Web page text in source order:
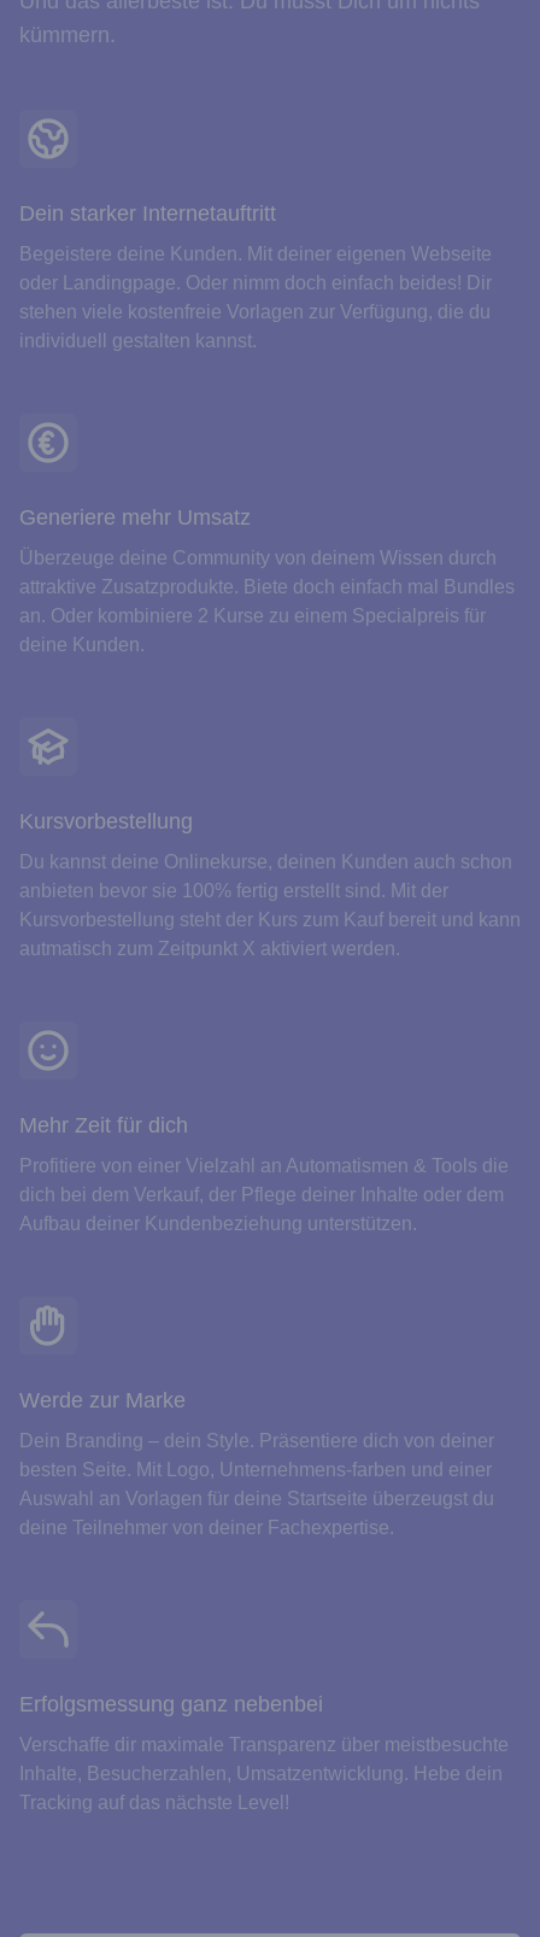
kümmern.
Dein starker Internetauftritt
Begeistere deine Kunden. Mit deiner eigenen Webseite
oder Landingpage. Oder nimm doch einfach beides! Dir
stehen viele kostenfreie Vorlagen zur Verfügung, die du
individuell gestalten kannst.
Generiere mehr Umsatz
Überzeuge deine Community von deinem Wissen durch
attraktive Zusatzprodukte. Biete doch einfach mal Bundles
an. Oder kombiniere 2 Kurse zu einem Specialpreis für
deine Kunden.
Kursvorbestellung
Du kannst deine Onlinekurse, deinen Kunden auch schon
anbieten bevor sie 100% fertig erstellt sind. Mit der
Kursvorbestellung steht der Kurs zum Kauf bereit und kann
autmatisch zum Zeitpunkt X aktiviert werden.
Mehr Zeit für dich
Profitiere von einer Vielzahl an Automatismen & Tools die
dich bei dem Verkauf, der Pflege deiner Inhalte oder dem
Aufbau deiner Kundenbeziehung unterstützen.
Werde zur Marke
Dein Branding – dein Style. Präsentiere dich von deiner
besten Seite. Mit Logo, Unternehmens-farben und einer
Auswahl an Vorlagen für deine Startseite überzeugst du
deine Teilnehmer von deiner Fachexpertise.
Erfolgsmessung ganz nebenbei
Verschaffe dir maximale Transparenz über meistbesuchte
Inhalte, Besucherzahlen, Umsatzentwicklung. Hebe dein
Tracking auf das nächste Level!